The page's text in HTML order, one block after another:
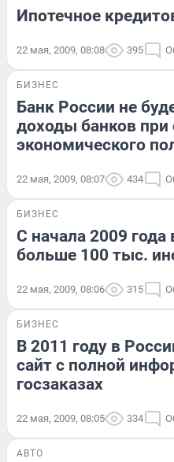
Ипотечное
22 мая, 2009, 08:08 395
БИЗНЕС
Банк России не
доходы банков при
экономического
22 мая, 2009, 08:07 434
БИЗНЕС
С начала 2009 года
больше 100 тыс.
22 мая, 2009, 08:06 315
БИЗНЕС
В 2011 году в
сайт с полной
госзаказах
22 мая, 2009, 08:05 334
АВТО